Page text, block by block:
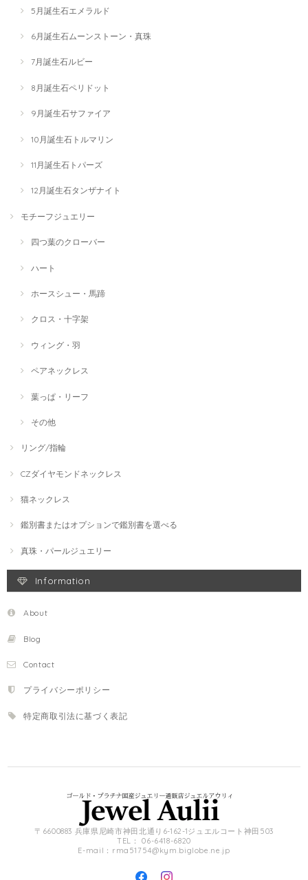
5月誕生石エメラルド
6月誕生石ムーンストーン・真珠
7月誕生石ルビー
8月誕生石ペリドット
9月誕生石サファイア
10月誕生石トルマリン
11月誕生石トパーズ
12月誕生石タンザナイト
モチーフジュエリー
四つ葉のクローバー
ハート
ホースシュー・馬蹄
クロス・十字架
ウィング・羽
ペアネックレス
葉っぱ・リーフ
その他
リング/指輪
CZダイヤモンドネックレス
猫ネックレス
鑑別書またはオプションで鑑別書を選べる
真珠・パールジュエリー
Information
About
Blog
Contact
プライバシーポリシー
特定商取引法に基づく表記
〒6600883 兵庫県尼崎市神田北通り6-162-1ジュエルコート神田503
TEL： 06-6418-6820
E-mail： rma51754@kym.biglobe.ne.jp